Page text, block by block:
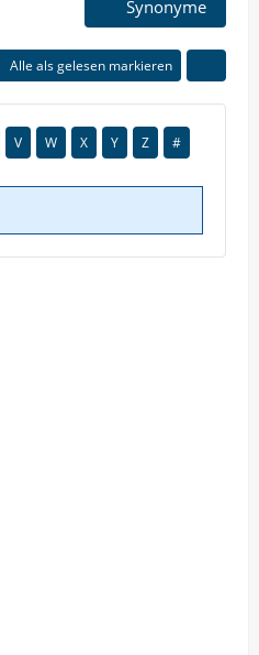
Synonyme
Alle als gelesen markieren
V W X Y Z #